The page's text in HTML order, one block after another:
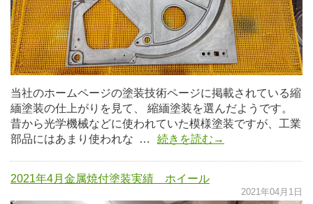
当社のホームページの塗装技術ページに掲載されている縮
緬塗装の仕上がりを見て、 縮緬塗装を選んだようです。
昔から光学機械などに使われていた模様塗装ですが、工業
部品にはあまり使われな …
続きを読む→
2021年4月金属焼付塗装実績 ホイール
2021年04月1日